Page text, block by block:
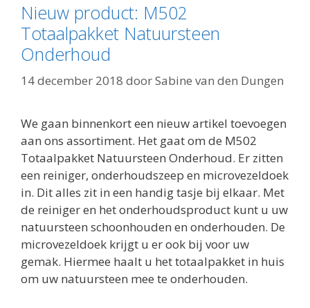
Nieuw product: M502
Totaalpakket Natuursteen
Onderhoud
14 december 2018 doorSabine van den Dungen
We gaan binnenkort een nieuw artikel toevoegen
aan ons assortiment. Het gaat om de M502
Totaalpakket Natuursteen Onderhoud. Er zitten
een reiniger, onderhoudszeep en microvezeldoek
in. Dit alles zit in een handig tasje bij elkaar. Met
de reiniger en het onderhoudsproduct kunt u uw
natuursteen schoonhouden en onderhouden. De
microvezeldoek krijgt u er ook bij voor uw
gemak. Hiermee haalt u het totaalpakket in huis
om uw natuursteen mee te onderhouden.